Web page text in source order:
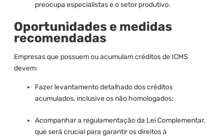
preocupa especialistas e o setor produtivo.
Oportunidades e medidas
recomendadas
Empresas que possuem ou acumulam créditos de ICMS
devem:
Fazer levantamento detalhado dos créditos
acumulados, inclusive os não homologados;
Acompanhar a regulamentação da Lei Complementar,
que será crucial para garantir os direitos à